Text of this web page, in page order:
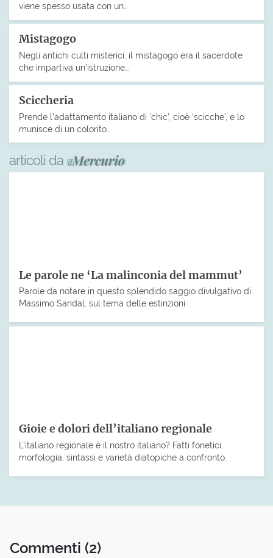
viene spesso usata con un…
Mistagogo
Negli antichi culti misterici, il mistagogo era il sacerdote
che impartiva un’istruzione…
Sciccheria
Prende l’adattamento italiano di ‘chic’, cioè ‘scicche’, e lo
munisce di un colorito…
articoli da
Le parole ne ‘La malinconia del mammut’
Parole da notare in questo splendido saggio divulgativo di
Massimo Sandal, sul tema delle estinzioni
Gioie e dolori dell’italiano regionale
L’italiano regionale è il nostro italiano? Fatti fonetici,
morfologia, sintassi e varietà diatopiche a confronto.
Commenti (2)